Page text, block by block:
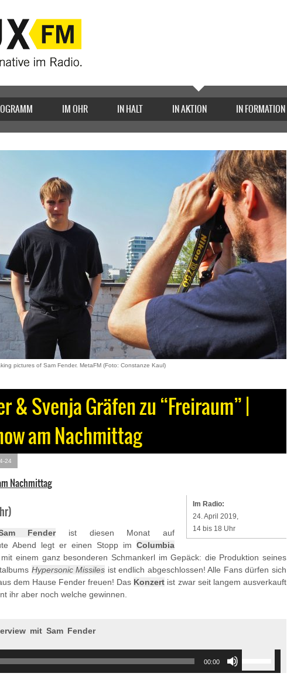
IM OHR IN HALT IN AKTION IN FORMATION
pictures of Sam Fender. MetaFM (Foto: Constanze Kaul)
& Svenja Gräfen zu “Freiraum” |
am Nachmittag
24
Nachmittag
Im Radio:
24. April 2019,
14 bis 18 Uhr
Fenderist diesen Monat auf
Abend legt er einen Stopp im Columbia
einem ganz besonderen Schmankerl im Gepäck: die Produktion seines
Hypersonic Missiles ist endlich abgeschlossen! Alle Fans dürfen sich
dem Hause Fender freuen! Das Konzert ist zwar seit langem ausverkauft
ihr aber noch welche gewinnen.
mit Sam Fender
00:00